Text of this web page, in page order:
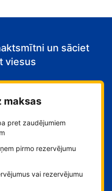
un sāciet
viesus
maksas
pret zaudējumiem
pirmo rezervējumu
vai rezervējumu